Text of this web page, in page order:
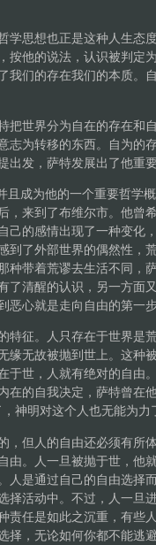
学思想也正是这种人生态
按他的说法，认识被判定
我们的存在我们的本质。
把世界分为自在的存在和
志为转移的东西。自为的
出发，萨特发展出了他
且成为他的一个重要哲学
，来到了布维尔市。他曾
己的感情出现了一种变化
到了外部世界的偶然性，
种带着荒谬去生活不同，
了清醒的认识，另一方面
恶心就是走向自由的第一
特征。人只存在于世界是
缘无故被抛到世上。这种
于世，人就有绝对的自由
在的自我决定，萨特曾在
神明对这个人也无能为力
，但人的自由还必须有所
由。人一旦被抛于世，他
人是通过自己的自由选择
择活动中。不过，人一旦
责任是如此之沉重，有些
择，无论如何你都不能逃